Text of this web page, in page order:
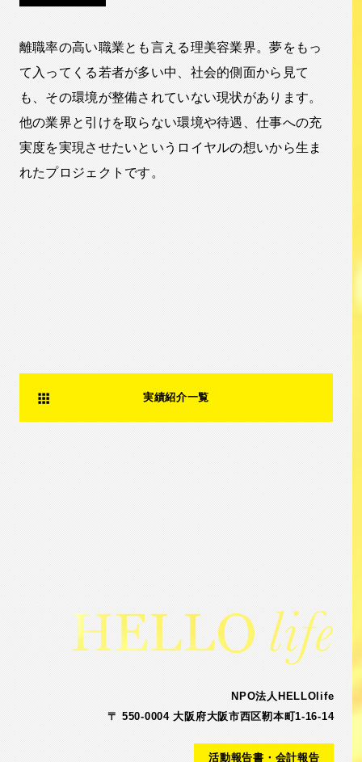
離職率の高い職業とも言える理美容業界。夢をもっ
て入ってくる若者が多い中、社会的側面から見て
も、その環境が整備されていない現状があります。
他の業界と引けを取らない環境や待遇、仕事への充
実度を実現させたいというロイヤルの想いから生ま
れたプロジェクトです。
実績紹介一覧
NPO法人HELLOlife
〒 550-0004 大阪府大阪市西区靭本町1-16-14
活動報告書・会計報告